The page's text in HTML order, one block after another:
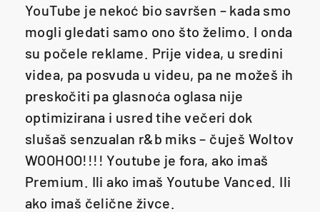
YouTube je nekoć bio savršen – kada smo
mogli gledati samo ono što želimo. I onda
su počele reklame. Prije videa, u sredini
videa, pa posvuda u videu, pa ne možeš ih
preskočiti pa glasnoća oglasa nije
optimizirana i usred tihe večeri dok
slušaš senzualan r&b miks – čuješ Woltov
WOOHOO!!!! Youtube je fora, ako imaš
Premium. Ili ako imaš Youtube Vanced. Ili
ako imaš čelične živce.